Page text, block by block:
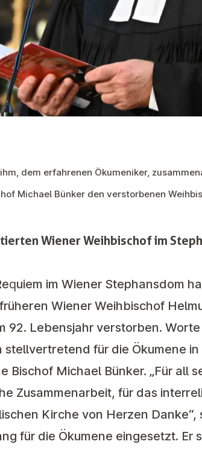
dem erfahrenen Ökumeniker,
Michael Bünker den verstorbenen
Wiener Weihbischof im
im Wiener Stephansdom
Wiener Weihbischof
92. Lebensjahr verstorben.
für die Ökumene
Bischof Michael Bünker. „Für all
Zusammenarbeit, für das
Kirche von Herzen Danke“,
für die Ökumene eingesetzt. Er